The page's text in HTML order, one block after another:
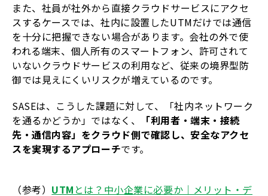
また、社員が社外から直接クラウドサービスにアクセ
スするケースでは、社内に設置したUTMだけでは通信
を十分に把握できない場合があります。会社の外で使
われる端末、個人所有のスマートフォン、許可されて
いないクラウドサービスの利用など、従来の境界型防
御では見えにくいリスクが増えているのです。
SASEは、こうした課題に対して、「社内ネットワーク
を通るかどうか」ではなく、
「利用者・端末・接続
先・通信内容」をクラウド側で確認し、安全なアクセ
スを実現するアプローチです。
（参考） UTM とは？中小企業に必要か｜メリット・デ